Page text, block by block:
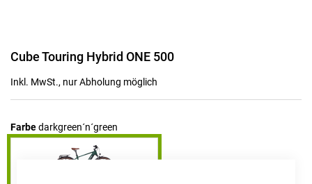
Zum
der
Cube Touring Hybrid ONE 500
Inkl. MwSt., nur Abholung möglich
Farbedarkgreen´n´green